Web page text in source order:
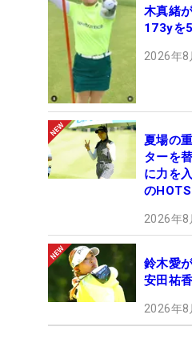
木真緒
173yを
2026年8
夏場の
ターを
に力を
の
2026年8
鈴木愛
安田祐
2026年8